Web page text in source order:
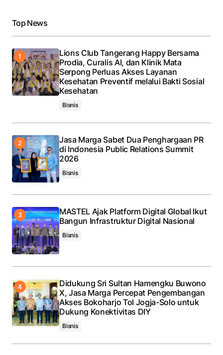
Top News
Lions Club Tangerang Happy Bersama
Prodia, Curalis AI, dan Klinik Mata
Serpong Perluas Akses Layanan
Kesehatan Preventif melalui Bakti Sosial
Kesehatan
Bisnis
Jasa Marga Sabet Dua Penghargaan PR
di Indonesia Public Relations Summit
2026
Bisnis
MASTEL Ajak Platform Digital Global Ikut
Bangun Infrastruktur Digital Nasional
Bisnis
Didukung Sri Sultan Hamengku Buwono
X, Jasa Marga Percepat Pengembangan
Akses Bokoharjo Tol Jogja-Solo untuk
Dukung Konektivitas DIY
Bisnis